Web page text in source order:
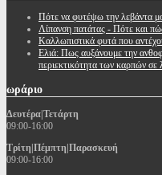
Πότε να φυτέψω την λεβάντα
Λίπανση πατάτας - Πότε και πώς
Καλλωπιστικά φυτά που
Ελιά: Πως αυξάνουμε την
περιεκτικότητα των καρπών σε
ωράριο
Δευτέρα|Τετάρτη
09:00-16:00
Τρίτη|Πέμπτη|Παρασκευή
09:00-16:00